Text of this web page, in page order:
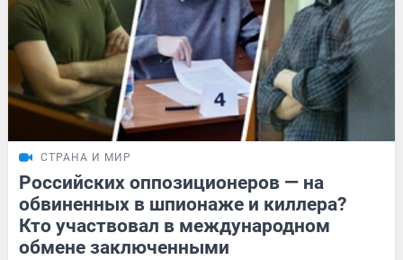
СТРАНА И МИР
Российских оппозиционеров — на
обвиненных в шпионаже и киллера?
Кто участвовал в международном
обмене заключенными